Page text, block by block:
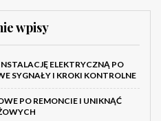
wpisy
ELEKTRYCZNĄ PO
SYGNAŁY I KROKI KONTROLNE
PO REMONCIE I UNIKNĄĆ